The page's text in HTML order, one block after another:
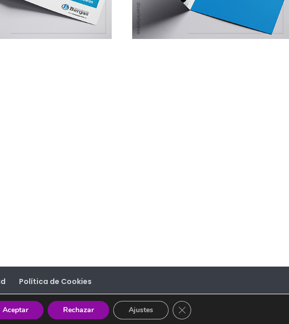
Política de Cookies
Aceptar Rechazar Ajustes Cerrar el banner de cookies